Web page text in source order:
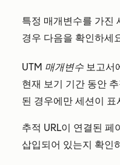
특정 매개변수를 가진
경우 다음을 확인하세
UTM 매개변수보고서
현재 보기 기간 동안
된 경우에만 세션이 표
추적 URL이 연결된
삽입되어 있는지 확인